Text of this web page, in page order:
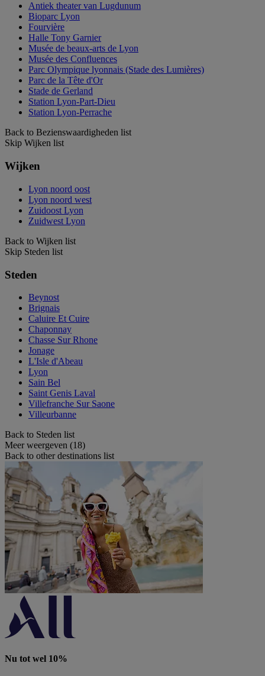
Antiek theater van Lugdunum
Bioparc Lyon
Fourvière
Halle Tony Garnier
Musée de beaux-arts de Lyon
Musée des Confluences
Parc Olympique lyonnais (Stade des Lumières)
Parc de la Tête d'Or
Stade de Gerland
Station Lyon-Part-Dieu
Station Lyon-Perrache
Back to Bezienswaardigheden list
Skip Wijken list
Wijken
Lyon noord oost
Lyon noord west
Zuidoost Lyon
Zuidwest Lyon
Back to Wijken list
Skip Steden list
Steden
Beynost
Brignais
Caluire Et Cuire
Chaponnay
Chasse Sur Rhone
Jonage
L'Isle d'Abeau
Lyon
Sain Bel
Saint Genis Laval
Villefranche Sur Saone
Villeurbanne
Back to Steden list
Meer weergeven (18)
Back to other destinations list
Nu tot wel 10%